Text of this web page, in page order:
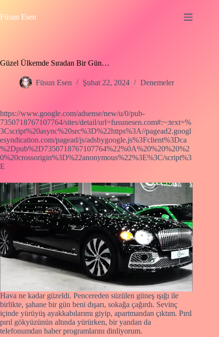
to
content
Füsun Esen
Güzel Ülkemde Sıradan Bir Gün…
Füsun Esen Şubat 22, 2024 Denemeler
https://www.google.com/adsense/new/u/0/pub-
7350718767107764/sites/detail/url=fusunesen.com#:~:text=%
3Cscript%20async%20src%3D%22https%3A//pagead2.googl
esyndication.com/pagead/js/adsbygoogle.js%3Fclient%3Dca
%2Dpub%2D7350718767107764%22%0A%20%20%20%2
0%20crossorigin%3D%22anonymous%22%3E%3C/script%3
E
Hava ne kadar güzeldi. Pencereden süzülen güneş ışığı ile
birlikte, şahane bir gün beni dışarı, sokağa çağırdı. Sevinç
içinde yürüyüş ayakkabılarımı giyip, apartmandan çıktım. Pırıl
pırıl gökyüzünün altında yürürken, bir yandan da
telefonumdan haber programlarını dinliyorum.